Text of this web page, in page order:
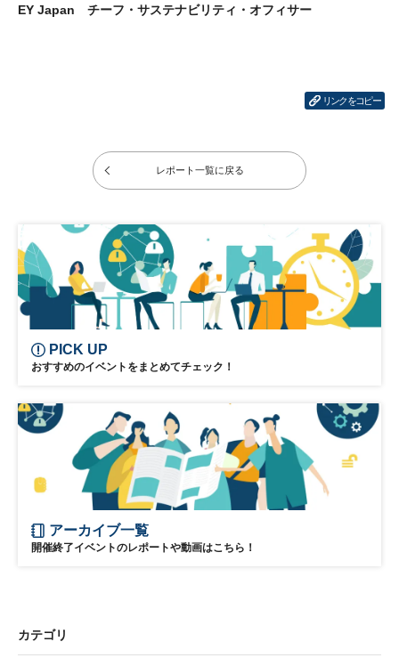
EY Japan チーフ・サステナビリティ・オフィサー
リンクをコピー
レポート一覧に戻る
PICK UP
おすすめのイベントをまとめてチェック！
アーカイブ一覧
開催終了イベントのレポートや動画はこちら！
カテゴリ